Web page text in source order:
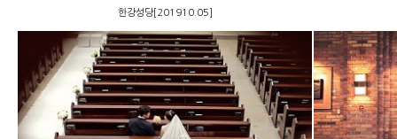
한강성당[201910.05]
수서성당 [190601]